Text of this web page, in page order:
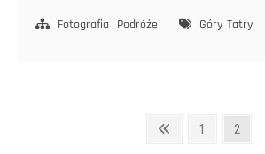
Fotografia
Podróże Góry Tatry
Poprzednia
Strona
1 Strona
2